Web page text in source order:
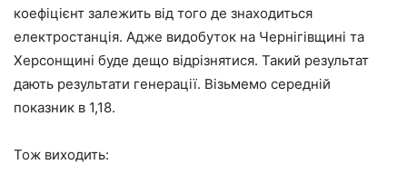
коефіцієнт залежить від того де знаходиться
електростанція. Адже видобуток на Чернігівщині та
Херсонщині буде дещо відрізнятися. Такий результат
дають результати генерації. Візьмемо середній
показник в 1,18.
Тож виходить: